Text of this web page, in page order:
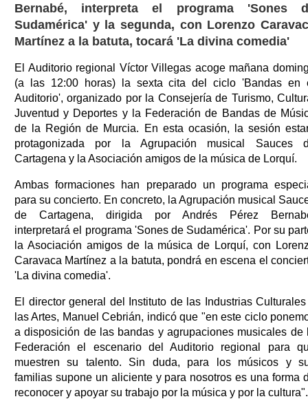
Bernabé, interpreta el programa 'Sones
Sudamérica' y la segunda, con Lorenzo
Martínez a la batuta, tocará 'La divina comedia'
El Auditorio regional Víctor Villegas acoge mañana
(a las 12:00 horas) la sexta cita del ciclo 'Bandas en
Auditorio', organizado por la Consejería de Turismo,
Juventud y Deportes y la Federación de Bandas de
de la Región de Murcia. En esta ocasión, la sesión
protagonizada por la Agrupación musical Sauces
Cartagena y la Asociación amigos de la música de Lorquí.
Ambas formaciones han preparado un programa
para su concierto. En concreto, la Agrupación musical
de Cartagena, dirigida por Andrés Pérez
interpretará el programa 'Sones de Sudamérica'. Por su
la Asociación amigos de la música de Lorquí, con
Caravaca Martínez a la batuta, pondrá en escena el
'La divina comedia'.
El director general del Instituto de las Industrias
las Artes, Manuel Cebrián, indicó que "en este ciclo
a disposición de las bandas y agrupaciones musicales de
Federación el escenario del Auditorio regional para
muestren su talento. Sin duda, para los músicos y
familias supone un aliciente y para nosotros es una forma
reconocer y apoyar su trabajo por la música y por la cultura".